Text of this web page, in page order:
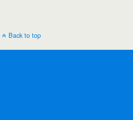
Back to top